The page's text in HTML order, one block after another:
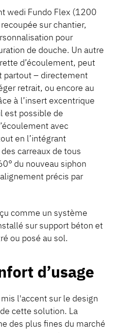
wedi Fundo Flex (1200
sur chantier,
pour
de douche. Un autre
d’écoulement, peut
partout – directement
retrait, ou encore au
à l’insert excentrique
est possible de
avec
en l’intégrant
carreaux de tous
du nouveau siphon
précis par
comme un système
sur support béton et
ou posé au sol.
d’usage
l'accent sur le design
cette solution. La
des plus fines du marché